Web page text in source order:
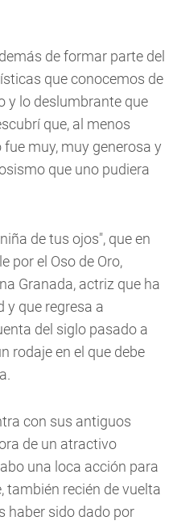
de formar parte del
que conocemos de
y lo deslumbrante que
que, al menos
muy, muy generosa y
que uno pudiera
de tus ojos", que en
por el Oso de Oro,
Granada, actriz que ha
y que regresa a
del siglo pasado a
rodaje en el que debe
con sus antiguos
de un atractivo
una loca acción para
también recién de vuelta
haber sido dado por